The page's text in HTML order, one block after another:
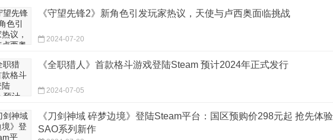
《守望先锋2》新角色引发玩家热议，天使与卢西奥面临挑战
2024-07-20
《全职猎人》首款格斗游戏登陆Steam 预计2024年正式发行
2024-07-05
《刀剑神域 碎梦边境》登陆Steam平台：国区预购价298元起 抢先体验
SAO系列新作